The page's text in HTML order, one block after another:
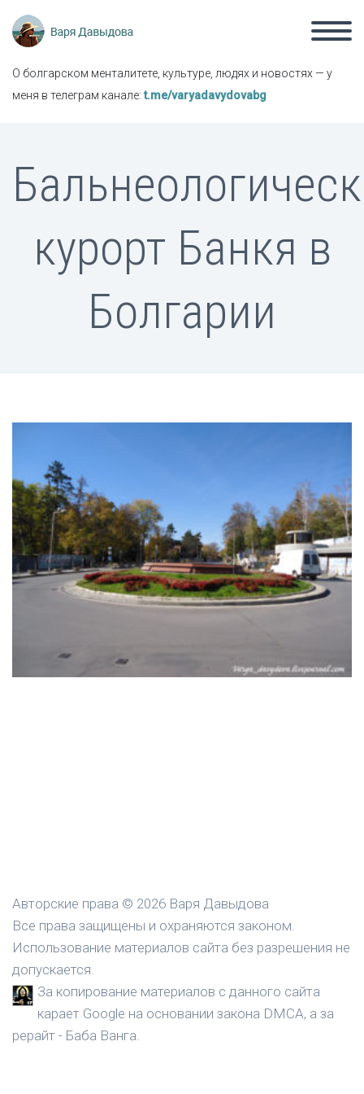
О болгарском менталитете, культуре, людях и новостях — у
меня в телеграм канале:t.me/varyadavydovabg
курорт Банкя в
Болгарии
Авторские права © 2026 Варя Давыдова
Все права защищены и охраняются законом.
Использование материалов сайта без разрешения не
допускается.
За копирование материалов с данного сайта
карает Google на основании закона DMCA, а за
рерайт - Баба Ванга.